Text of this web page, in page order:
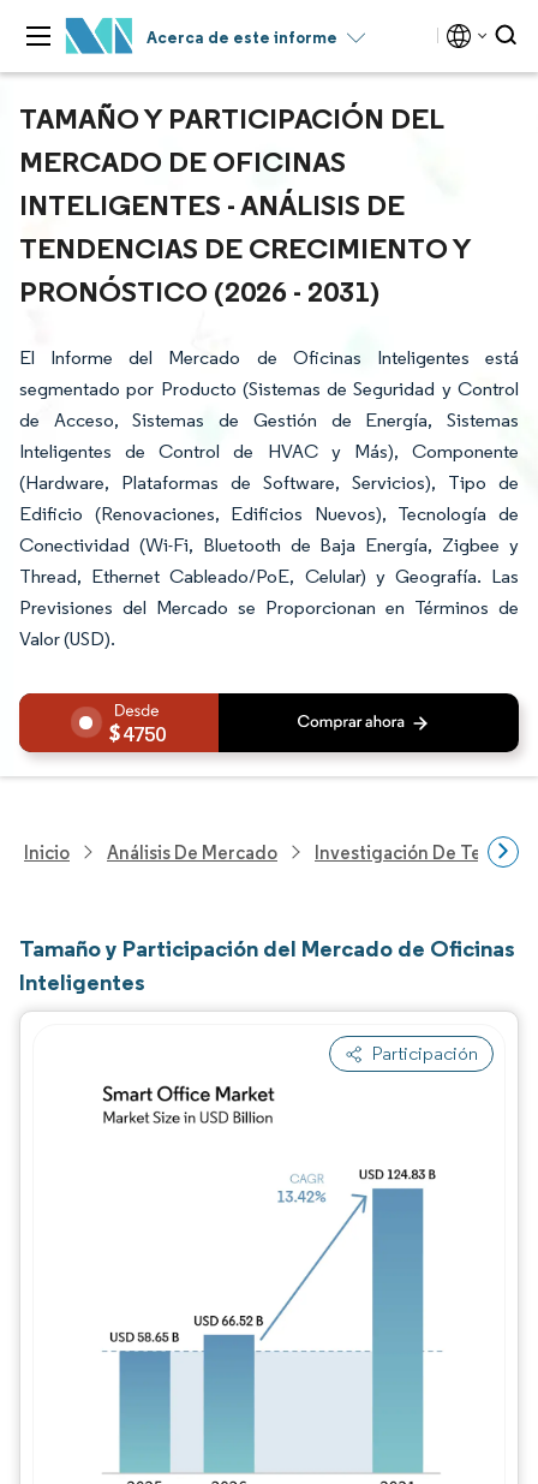
Acerca de este informe
TAMAÑO Y PARTICIPACIÓN DEL
MERCADO DE OFICINAS
INTELIGENTES - ANÁLISIS DE
TENDENCIAS DE CRECIMIENTO Y
PRONÓSTICO (2026 - 2031)
El Informe del Mercado de Oficinas Inteligentes está
segmentado por Producto (Sistemas de Seguridad y Control
de Acceso, Sistemas de Gestión de Energía, Sistemas
Inteligentes de Control de HVAC y Más), Componente
(Hardware, Plataformas de Software, Servicios), Tipo de
Edificio (Renovaciones, Edificios Nuevos), Tecnología de
Conectividad (Wi-Fi, Bluetooth de Baja Energía, Zigbee y
Thread, Ethernet Cableado/PoE, Celular) y Geografía. Las
Previsiones del Mercado se Proporcionan en Términos de
Valor (USD).
4750
Inicio Análisis De Mercado Investigación De
Tamaño y Participación del Mercado de Oficinas
Inteligentes
Participación
Imagen © Mordor Intelligence. El uso